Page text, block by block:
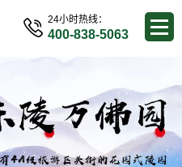
24小时热线：
400-838-5063